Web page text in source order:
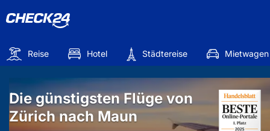
Reise Hotel Städtereise Mietwagen
Die günstigsten Flüge von
Zürich nach Maun